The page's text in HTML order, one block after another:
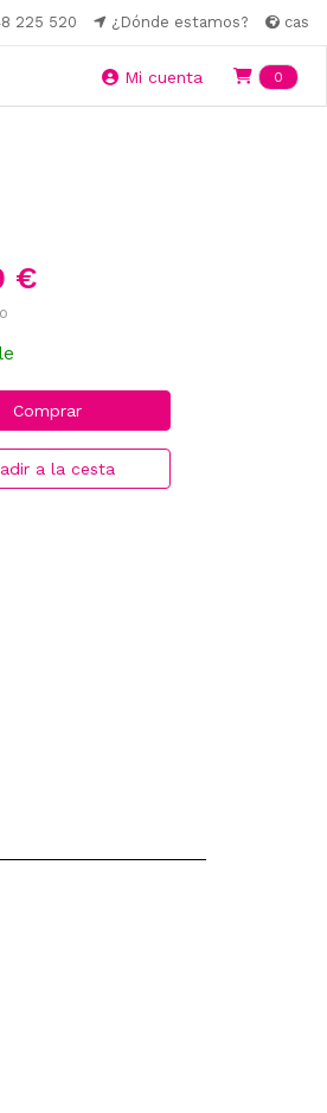
225 520 ¿Dónde estamos? cas
Mi cuenta 0
€
Comprar
a la cesta